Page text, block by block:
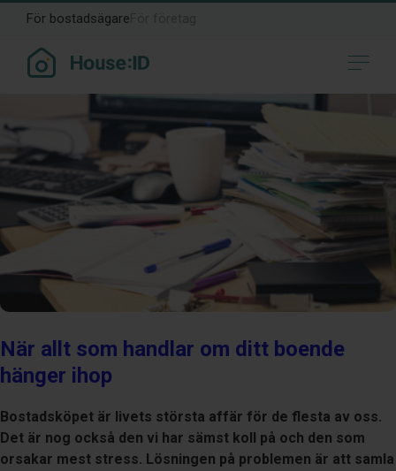
För bostadsägare
Månad:april 2022
När allt som handlar om ditt boende
hänger ihop
Bostadsköpet är livets största affär för de flesta av oss.
Det är nog också den vi har sämst koll på och den som
orsakar mest stress. Lösningen på problemen är att samla